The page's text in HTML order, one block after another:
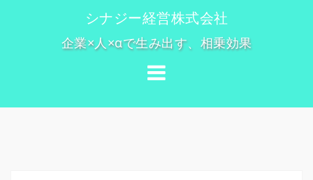
シナジー経営株式会社
企業×人×αで生み出す、相乗効果